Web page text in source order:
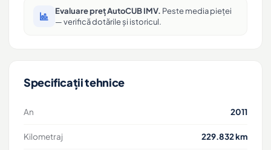
Evaluare preț AutoCUB IMV. Peste media pieței
— verifică dotările și istoricul.
Specificații tehnice
An 2011
Kilometraj 229.832 km